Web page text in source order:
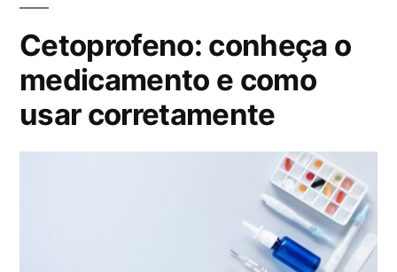
c
a
o
e
:
Cetoprofeno: conheça o
medicamento e como
usar corretamente